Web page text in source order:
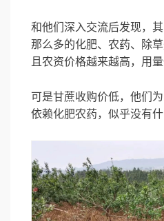
和他们深入交流后发现，
那么多的化肥、农药、除
且农资价格越来越高，用量
可是甘蔗收购价低，他们
依赖化肥农药，似乎没有什